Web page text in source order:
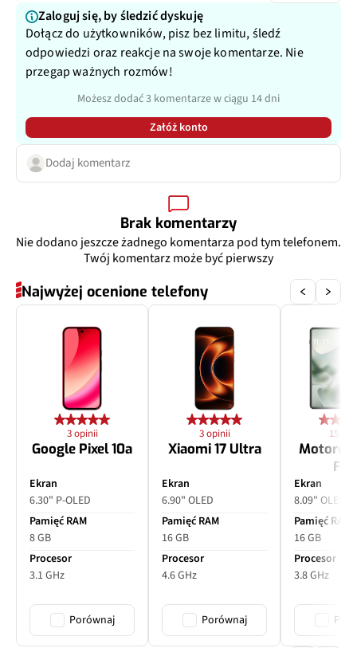
Matryca 1/3,1", 1,12 µm
Przysłona f/2.2
Zoom optyczny Nie
Inne
Zaloguj się, by śledzić dyskuję
Dołącz do użytkowników, pisz bez limitu, śledź
odpowiedzi oraz reakcje na swoje komentarze. Nie
przegap ważnych rozmów!
Możesz dodać 3 komentarze w ciągu 14 dni
Załóż konto
Dodaj komentarz
Brak komentarzy
Nie dodano jeszcze żadnego komentarza pod tym telefonem.
Twój komentarz może być pierwszy
Najwyżej ocenione telefony
3 opinii
Google Pixel 10a
Ekran
6.30" P-OLED
Pamięć RAM
8 GB
Procesor
3.1 GHz
Porównaj
3 opinii
Xiaomi 17 Ultra
Ekran
6.90" OLED
Pamięć RAM
16 GB
Procesor
4.6 GHz
Porównaj
15
Motorola
Ekran
8.09" OLED
Pamięć RAM
16 GB
Procesor
3.8 GHz